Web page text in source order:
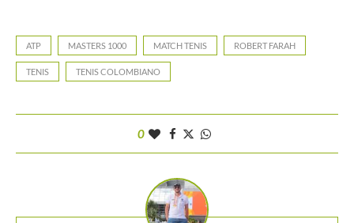
ATP MASTERS 1000 MATCH TENIS ROBERT FARAH
TENIS TENIS COLOMBIANO
0